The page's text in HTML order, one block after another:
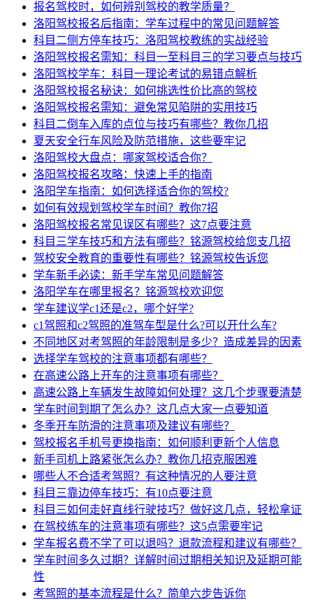
报名驾校时，如何辨别驾校的教学质量？
洛阳驾校报名后指南：学车过程中的常见问题解答
科目二侧方停车技巧：洛阳驾校教练的实战经验
洛阳驾校报名需知：科目一至科目三的学习要点与技巧
洛阳驾校学车：科目一理论考试的易错点解析
洛阳驾校报名秘诀：如何挑选性价比高的驾校
洛阳驾校报名需知：避免常见陷阱的实用技巧
科目二倒车入库的点位与技巧有哪些？教你几招
夏天安全行车风险及防范措施，这些要牢记
洛阳驾校大盘点：哪家驾校适合你？
洛阳驾校报名攻略：快速上手的指南
洛阳学车指南：如何选择适合你的驾校?
如何有效规划驾校学车时间？教你7招
洛阳驾校报名常见误区有哪些？这7点要注意
科目三学车技巧和方法有哪些？铭源驾校给您支几招
驾校安全教育的重要性有哪些？铭源驾校告诉您
学车新手必读：新手学车常见问题解答
洛阳学车在哪里报名？铭源驾校欢迎您
学车建议学c1还是c2，哪个好学?
c1驾照和c2驾照的准驾车型是什么?可以开什么车?
不同地区对考驾照的年龄限制是多少？造成差异的因素
选择学车驾校的注意事项都有哪些？
在高速公路上开车的注意事项有哪些？
高速公路上车辆发生故障如何处理？这几个步骤要清楚
学车时间到期了怎么办？这几点大家一点要知道
冬季开车防滑的注意事项及建议有哪些？
驾校报名手机号更换指南：如何顺利更新个人信息
新手司机上路紧张怎么办？教你几招克服困难
哪些人不合适考驾照？有这种情况的人要注意
科目三靠边停车技巧：有10点要注意
科目三如何走好直线行驶技巧？做好这几点，轻松拿证
在驾校练车的注意事项有哪些？这5点需要牢记
学车报名费不学了可以退吗？退款流程和建议有哪些？
学车时间多久过期？详解时间过期相关知识及延期可能
性
考驾照的基本流程是什么？简单六步告诉你